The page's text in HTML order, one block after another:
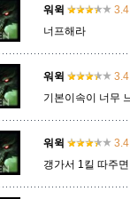
딩거 헤카림 흐웨
워윅
3.4
너프해라
워윅
3.4
기본이속이 너무
워윅
3.4
갱가서 1킬 따주